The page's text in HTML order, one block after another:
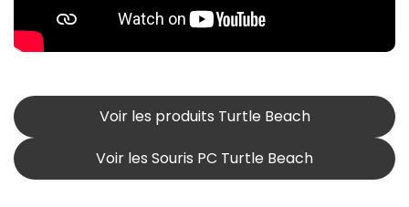
Voir les produits Turtle Beach
Voir les Souris PC Turtle Beach